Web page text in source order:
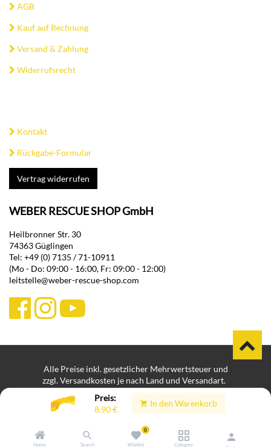
Preis:
8,90€
In den Warenkorb
Home Search
0
Wishlist Category
AGB
Kauf auf Rechnung
Versand & Zahlung
Widerrufsrecht
Kontakt
Rückgabe-Formular
Vertrag widerrufen
WEBER RESCUE SHOP GmbH
Heilbronner Str. 30
74363 Güglingen
Tel: +49 (0) 7135 / 71-10911
(Mo - Do: 09:00 - 16:00, Fr: 09:00 - 12:00)
leitstelle@weber-rescue-shop.com
Alle Preise inkl. gesetzlicher Mehrwertsteuer und
zzgl. Versandkosten je nach Land und Versandart.
Bei Lieferungen in Nicht-EU-Länder können zusätzliche Zölle,
Steuern und Gebühren anfallen.
Impressum
Datenschutz |Hinweisgeberplattform
Cookie-Einstellungen